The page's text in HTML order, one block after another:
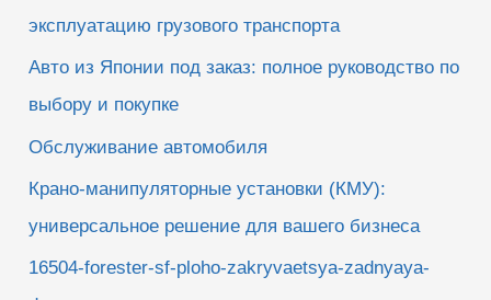
эксплуатацию грузового транспорта
Авто из Японии под заказ: полное руководство по
выбору и покупке
Обслуживание автомобиля
Крано-манипуляторные установки (КМУ):
универсальное решение для вашего бизнеса
16504-forester-sf-ploho-zakryvaetsya-zadnyaya-